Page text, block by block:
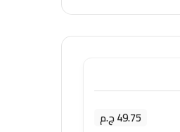
49.75 ج.م